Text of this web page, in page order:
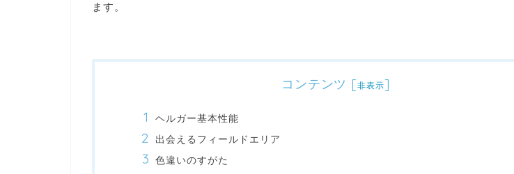
ます。
コンテンツ [非表示]
ヘルガー基本性能
出会えるフィールドエリア
色違いのすがた